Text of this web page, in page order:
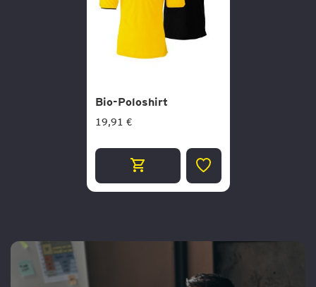
Bio-Poloshirt
19,91 €
ZUR